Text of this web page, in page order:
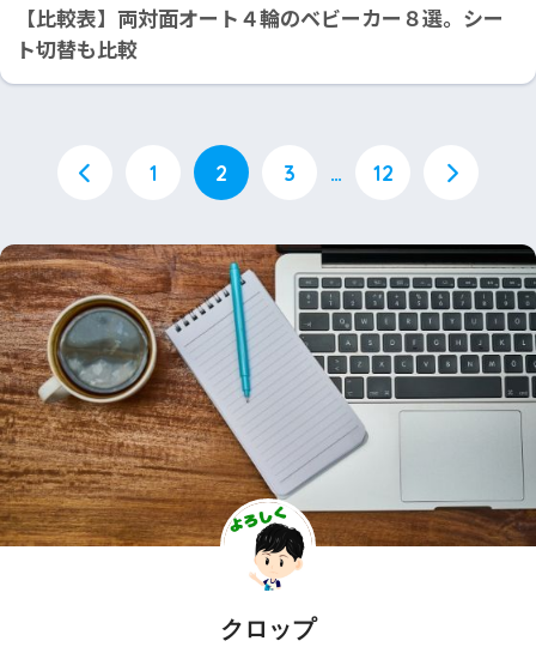
【比較表】両対面オート４輪のベビーカー８選。シー
ト切替も比較
1 2 3 … 12
クロップ